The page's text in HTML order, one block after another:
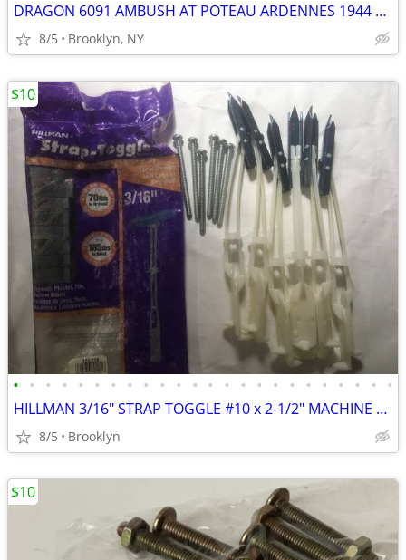
DRAGON 6091 AMBUSH AT POTEAU ARDENNES 1944 1 35 SCALE GERMAN FIGURE SE
8/5 Brooklyn, NY
• • • • • • • • • • • • • • • • • • • • • • • •
HILLMAN 3/16" STRAP TOGGLE #10 x 2-1/2" MACHINE SCREW (6-PACK) DRYWALL
8/5 Brooklyn
$10
$10